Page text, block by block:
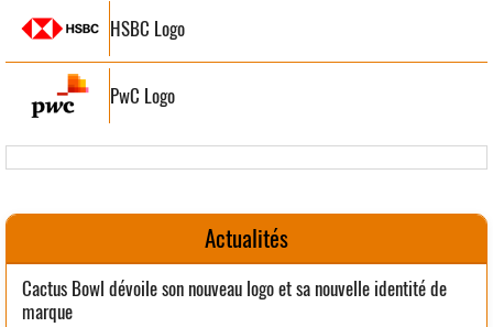
HSBC Logo
PwC Logo
Actualités
Cactus Bowl dévoile son nouveau logo et sa nouvelle identité de
marque